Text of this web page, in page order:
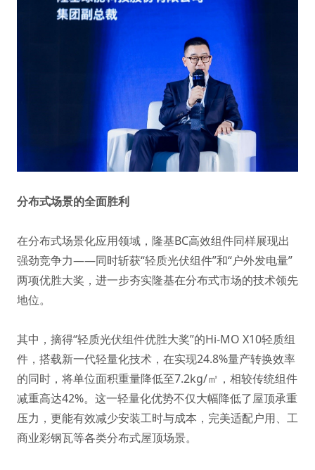
分布式场景的全面胜利
在分布式场景化应用领域，隆基BC高效组件同样展现出
强劲竞争力——同时斩获“轻质光伏组件”和“户外发电量”
两项优胜大奖，进一步夯实隆基在分布式市场的技术领先
地位。
其中，摘得“轻质光伏组件优胜大奖”的Hi-MO X10轻质组
件，搭载新一代轻量化技术，在实现24.8%量产转换效率
的同时，将单位面积重量降低至7.2kg/㎡，相较传统组件
减重高达42%。这一轻量化优势不仅大幅降低了屋顶承重
压力，更能有效减少安装工时与成本，完美适配户用、工
商业彩钢瓦等各类分布式屋顶场景。